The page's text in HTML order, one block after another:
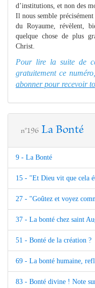
d’institutions, et non des
Il nous semble
du Royaume, révèlent,
quelque chose de plus
Christ.
Pour lire la suite de
gratuitement ce
abonner pour recevoir
n°196 La Bonté
9 - La Bonté
15 - "Et Dieu vit que cela
27 - "Goûtez et voyez
37 - La bonté chez saint
51 - Bonté de la création ?
69 - La bonté humaine,
83 - Bonté divine ! Note